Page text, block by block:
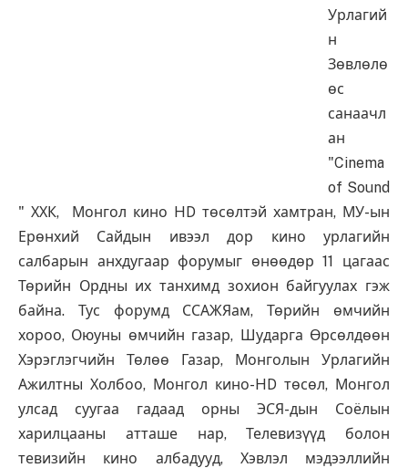
Урлагий
н
Зөвлөлө
өс
санаачл
ан
"Cinema
of Sound
" ХХК, Монгол кино HD төсөлтэй хамтран, МУ-ын
Ерөнхий Сайдын ивээл дор кино урлагийн
салбарын анхдугаар форумыг өнөөдөр 11 цагаас
Төрийн Ордны их танхимд зохион байгуулах гэж
байна. Тус форумд ССАЖЯам, Төрийн өмчийн
хороо, Оюуны өмчийн газар, Шударга Өрсөлдөөн
Хэрэглэгчийн Төлөө Газар, Монголын Урлагийн
Ажилтны Холбоо, Монгол кино-HD төсөл, Монгол
улсад суугаа гадаад орны ЭСЯ-дын Соёлын
харилцааны атташе нар, Телевизүүд болон
тевизийн кино албадууд, Хэвлэл мэдээллийн